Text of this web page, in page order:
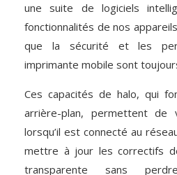
une suite de logiciels
fonctionnalités de nos
que la sécurité et les
imprimante mobile sont
Ces capacités de halo, qui
arrière-plan, permettent de
lorsqu’il est connecté au
mettre à jour les correctifs
transparente sans